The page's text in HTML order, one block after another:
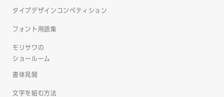
タイプデザインコンペティション
フォント用語集
モリサワの
ショールーム
書体見聞
文字を組む方法